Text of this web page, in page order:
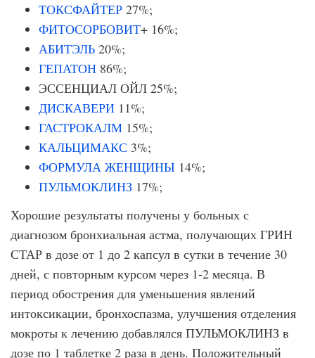
ТОКСФАЙТЕР 27%;
ФИТОСОРБОВИТ+ 16%;
АБИТЭЛЬ 20%;
ГЕПАТОН 86%;
ЭССЕНЦИАЛ ОЙЛ 25%;
ДИСКАВЕРИ 11%;
ГАСТРОКАЛМ 15%;
КАЛЬЦИМАКС 3%;
ФОРМУЛА ЖЕНЩИНЫ 14%;
ПУЛЬМОКЛИНЗ 17%;
Хорошие результаты получены у больных с
диагнозом бронхиальная астма, получающих ГРИН
СТАР в дозе от 1 до 2 капсул в сутки в течение 30
дней, с повторным курсом через 1-2 месяца. В
период обострения для уменьшения явлений
интоксикации, бронхоспазма, улучшения отделения
мокроты к лечению добавлялся ПУЛЬМОКЛИНЗ в
дозе по 1 таблетке 2 раза в день. Положительный